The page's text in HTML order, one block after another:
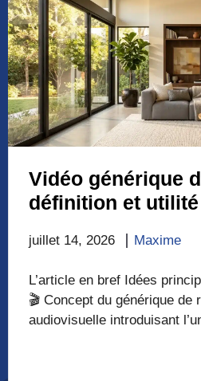
Vidéo générique
définition et utilité
juillet 14, 2026 Maxime
L’article en bref Idées
🎬 Concept du générique de
audiovisuelle introduisant